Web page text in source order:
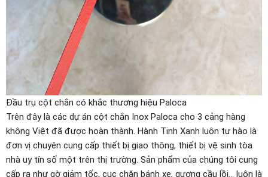
Đầu trụ cột chắn có khắc thương hiệu Paloca
Trên đây là các dự án cột chắn Inox Paloca cho 3 cảng hàng
không Việt đã được hoàn thành. Hành Tinh Xanh luôn tự hào là
đơn vị chuyên cung cấp thiết bị giao thông, thiết bị vệ sinh tòa
nhà uy tín số một trên thị trường. Sản phẩm của chúng tôi cung
cấp ra như gờ giảm tốc, cục chặn bánh xe, gương cầu lồi… luôn là